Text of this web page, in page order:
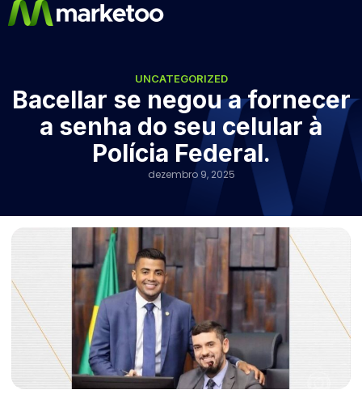
UNCATEGORIZED
Bacellar se negou a fornecer
a senha do seu celular à
Polícia Federal.
dezembro 9, 2025